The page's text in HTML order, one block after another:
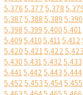
5,3765,3775,378
5,3875,3885,3895,390
5,3985,3995,4005,401
5,4095,4105,4115,412
5,4205,4215,4225,423
5,4305,4315,4325,433
5,4415,4425,4435,444
5,4525,4535,4545,455